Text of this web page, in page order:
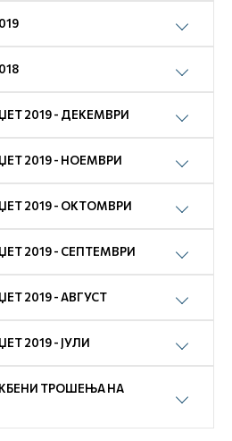
2019 - ДЕКЕМВРИ
2019 - НОЕМВРИ
2019 - ОКТОМВРИ
2019 - СЕПТЕМВРИ
2019 - АВГУСТ
2019 - ЈУЛИ
ТРОШЕЊА НА